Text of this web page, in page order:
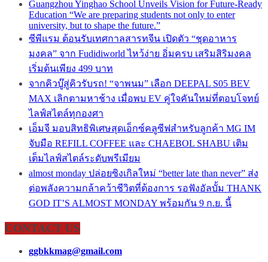
Guangzhou Yinghao School Unveils Vision for Future-Ready
Education “We are preparing students not only to enter
university, but to shape the future.”
ซีพีแรม ต้อนรับเทศกาลสารทจีน เปิดตัว “ชุดอาหาร
มงคล” จาก Fudidiworld ไหว้ง่าย อิ่มครบ เสริมสิริมงคล
เริ่มต้นเพียง 499 บาท
จากคิวบู๊สู่คิวรับรถ! “จาพนม” เลือก DEEPAL S05 BEV
MAX เลิกตามหาช้าง เมื่อพบ EV คู่ใจคันใหม่ที่ตอบโจทย์
ไลฟ์สไตล์ทุกองศา
เอ็มจี มอบสิทธิพิเศษสุดเอ็กซ์คลูซีฟสำหรับลูกค้า MG IM
จับมือ REFILL COFFEE และ CHAEBOL SHABU เติม
เต็มไลฟ์สไตล์ระดับพรีเมียม
almost monday ปล่อยซิงเกิลใหม่ “better late than never” ส่ง
ต่อพลังความกล้าคว้าชีวิตที่ต้องการ รอฟังอัลบั้ม THANK
GOD IT’S ALMOST MONDAY พร้อมกัน 9 ก.ย. นี้
CONTACT US
ggbkkmag@gmail.com